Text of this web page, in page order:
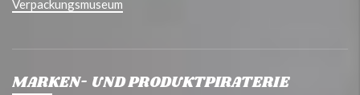
Verpackungsmuseum
MARKEN- UND PRODUKTPIRATERIE